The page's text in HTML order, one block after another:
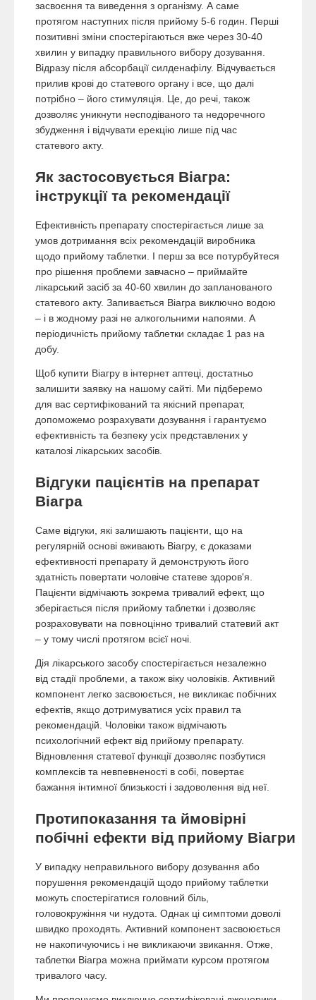
засвоєння та виведення з організму. А саме
протягом наступних після прийому 5-6 годин. Перші
позитивні зміни спостерігаються вже через 30-40
хвилин у випадку правильного вибору дозування.
Відразу після абсорбації силденафілу. Відчувається
прилив крові до статевого органу і все, що далі
потрібно – його стимуляція. Це, до речі, також
дозволяє уникнути несподіваного та недоречного
збудження і відчувати ерекцію лише під час
статевого акту.
Як застосовується Віагра:
інструкції та рекомендації
Ефективність препарату спостерігається лише за
умов дотримання всіх рекомендацій виробника
щодо прийому таблетки. І перш за все потурбуйтеся
про рішення проблеми завчасно – приймайте
лікарський засіб за 40-60 хвилин до запланованого
статевого акту. Запивається Віагра виключно водою
– і в жодному разі не алкогольними напоями. А
періодичність прийому таблетки складає 1 раз на
добу.
Щоб купити Віагру в інтернет аптеці, достатньо
залишити заявку на нашому сайті. Ми підберемо
для вас сертифікований та якісний препарат,
допоможемо розрахувати дозування і гарантуємо
ефективність та безпеку усіх представлених у
каталозі лікарських засобів.
Відгуки пацієнтів на препарат
Віагра
Саме відгуки, які залишають пацієнти, що на
регулярній основі вживають Віагру, є доказами
ефективності препарату й демонструють його
здатність повертати чоловіче статеве здоров'я.
Пацієнти відмічають зокрема тривалий ефект, що
зберігається після прийому таблетки і дозволяє
розраховувати на повноцінно тривалий статевий акт
– у тому числі протягом всієї ночі.
Дія лікарського засобу спостерігається незалежно
від стадії проблеми, а також віку чоловіків. Активний
компонент легко засвоюється, не викликає побічних
ефектів, якщо дотримуватися усіх правил та
рекомендацій. Чоловіки також відмічають
психологічний ефект від прийому препарату.
Відновлення статевої функції дозволяє позбутися
комплексів та невпевненості в собі, повертає
бажання інтимної близькості і задоволення від неї.
Протипоказання та ймовірні
побічні ефекти від прийому Віагри
У випадку неправильного вибору дозування або
порушення рекомендацій щодо прийому таблетки
можуть спостерігатися головний біль,
головокружіння чи нудота. Однак ці симптоми доволі
швидко проходять. Активний компонент засвоюється
не накопичуючись і не викликаючи звикання. Отже,
таблетки Віагра можна приймати курсом протягом
тривалого часу.